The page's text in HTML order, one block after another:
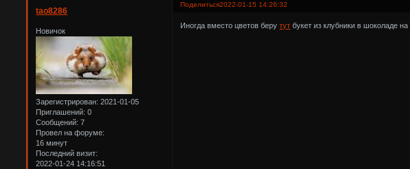
Поделиться2022-01-15 14:26:32
tao8286
Новичок
Зарегистрирован: 2021-01-05
Приглашений: 0
Сообщений: 7
Провел на форуме:
16 минут
Последний визит:
2022-01-24 14:16:51
Иногда вместо цветов берутут букет из клубники в шоколаде